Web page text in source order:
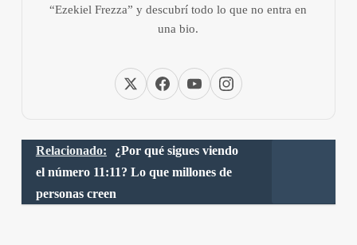
“Ezekiel Frezza” y descubrí todo lo que no entra en
una bio.
Relacionado:
¿Por qué sigues viendo
el número 11:11? Lo que millones de
personas creen